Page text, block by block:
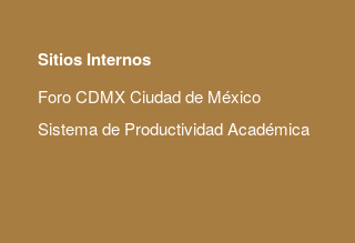
Sitios Internos
Foro CDMX Ciudad de México
Sistema de Productividad Académica